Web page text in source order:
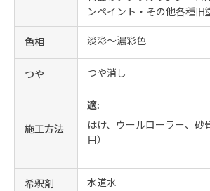
ンペイント・その他各種旧
色相 淡彩～濃彩色
つや つや消し
施工方法
適:
はけ、ウールローラー、砂
目）
希釈剤 水道水